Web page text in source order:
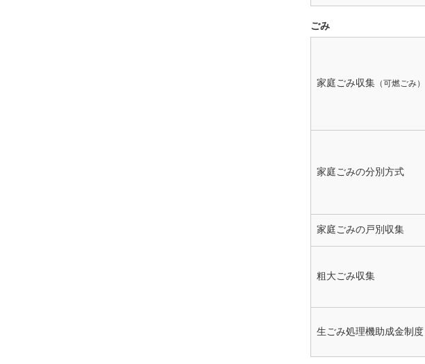
ごみ
家庭ごみ収集 （可燃ごみ）
家庭ごみの分別方式
家庭ごみの戸別収集
粗大ごみ収集
生ごみ処理機助成金制度